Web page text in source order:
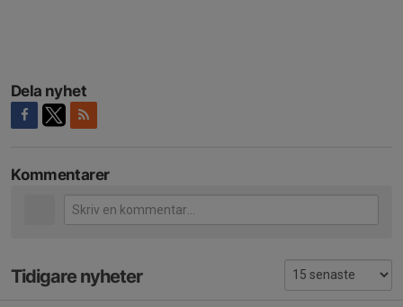
Dela nyhet
Kommentarer
Tidigare nyheter